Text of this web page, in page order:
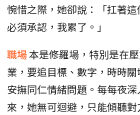
惋惜之際，她卻說：「扛著
必須承認，我累了。」
職場本是修羅場，特別是在
業，要追目標、數字，時時
安撫同仁情緒問題。每每夜
來，她無可迴避，只能傾聽